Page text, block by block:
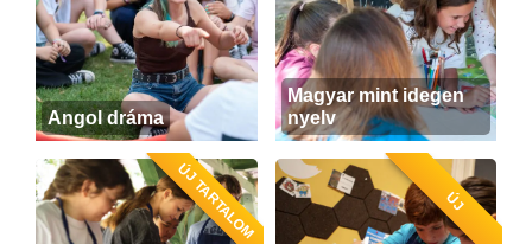
Angol dráma
Magyar mint idegen
nyelv
ÚJ TARTALOM ÚJ